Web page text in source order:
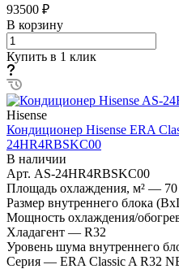
93500 ₽
В корзину
Купить в 1 клик
Hisense
Кондиционер Hisense ERA
24HR4RBSKC00
В наличии
Арт. AS-24HR4RBSKC00
Площадь охлаждения, м² — 70
Размер внутреннего блока
Мощность охлаждения/
Хладагент — R32
Уровень шума внутреннего
Серия — ERA Classic A R32